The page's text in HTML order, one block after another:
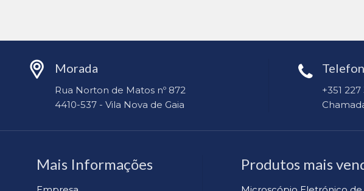
Morada
Rua Norton de Matos nº 872
4410-537 - Vila Nova de Gaia
+351 227
Mais Informações Produtos mais